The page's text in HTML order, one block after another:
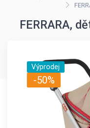
FERRARA,
Výprodej
-50%